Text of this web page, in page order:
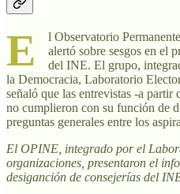
E
l Observatorio
alertó sobre sesgos en el
del INE. El grupo,
la Democracia, Laboratorio
señaló que las entrevistas -a
no cumplieron con su función de
preguntas generales entre los
El OPINE, integrado por el
organizaciones, presentaron el
desiganción de consejerías del